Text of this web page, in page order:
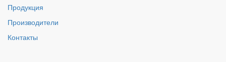
Продукция
Производители
Контакты